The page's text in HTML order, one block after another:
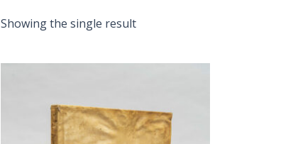
Showing the single result